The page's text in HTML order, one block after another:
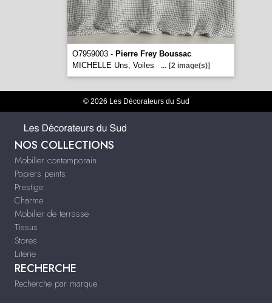
O7959003 - Pierre Frey Boussac
MICHELLE Uns, Voiles
... [2 image(s)]
© 2026 Les Décorateurs du Sud
NOS COLLECTIONS
Mobilier contemporain
Papiers peints
Prestige
Charme
Mobilier de terrasse
Tissus
Stores
Literie
RECHERCHE
Recherche par marque